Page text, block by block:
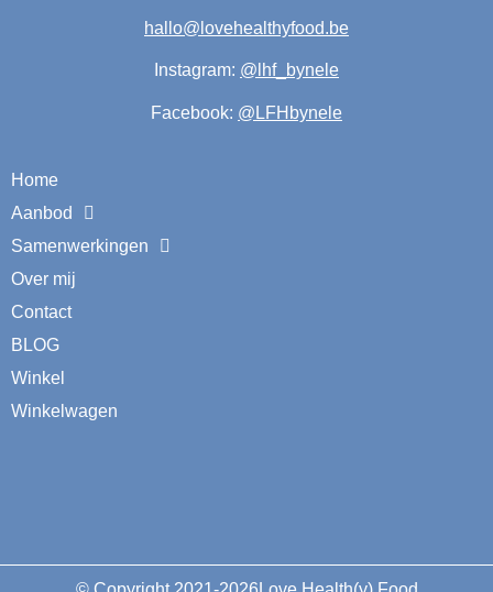
hallo@lovehealthyfood.be
Instagram: @lhf_bynele
Facebook: @LFHbynele
Home
Aanbod
Samenwerkingen
Over mij
Contact
BLOG
Winkel
Winkelwagen